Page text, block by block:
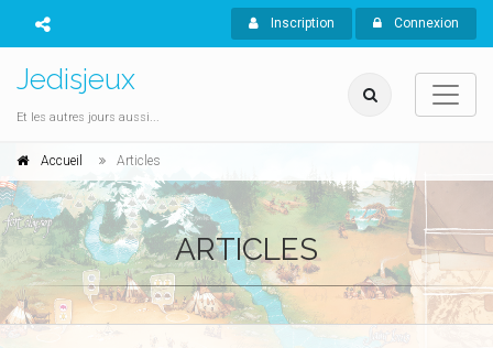
Inscription Connexion
Jedisjeux
Et les autres jours aussi...
Accueil Articles
ARTICLES